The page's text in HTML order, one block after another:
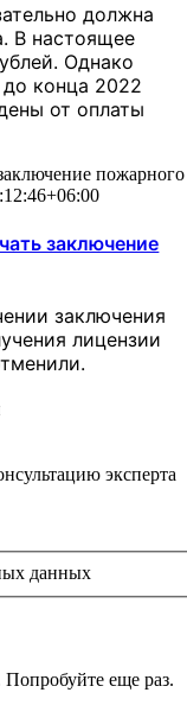
должна
В настоящее
Однако
конца 2022
от оплаты
пожарного
заключение
заключения
лицензии
эксперта
данных
еще раз.